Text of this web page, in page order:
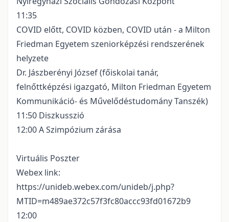
11:35
COVID előtt, COVID közben, COVID után - a Milton
Friedman Egyetem szeniorképzési rendszerének
helyzete
Dr. Jászberényi József (főiskolai tanár,
felnőttképzési igazgató, Milton Friedman Egyetem
Kommunikáció- és Művelődéstudomány Tanszék)
11:50 Diszkusszió
12:00 A Szimpózium zárása
Virtuális Poszter
Webex link:
https://unideb.webex.com/unideb/j.php?
MTID=m489ae372c57f3fc80accc93fd01672b9
12:00